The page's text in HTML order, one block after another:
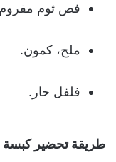
فص ثوم
ملح، كمون.
فلفل حار.
طريقة تحضير كبسة